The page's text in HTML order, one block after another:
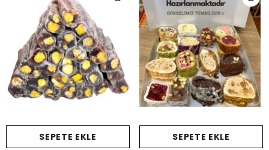
SEPETE EKLE SEPETE EKLE